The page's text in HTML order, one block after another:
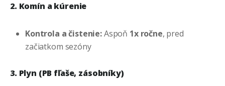
2. Komín a kúrenie
Kontrola a čistenie:Aspoň 1x ročne, pred
začiatkom sezóny
3. Plyn (PB fľaše, zásobníky)